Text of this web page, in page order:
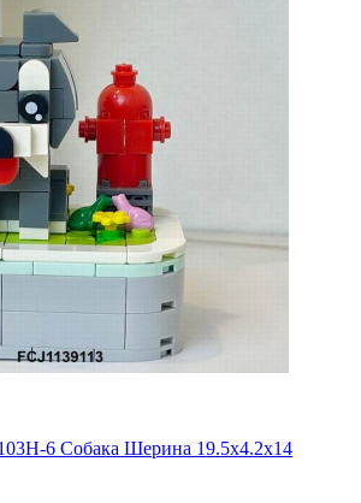
6 Собака Шерина 19.5x4.2x14